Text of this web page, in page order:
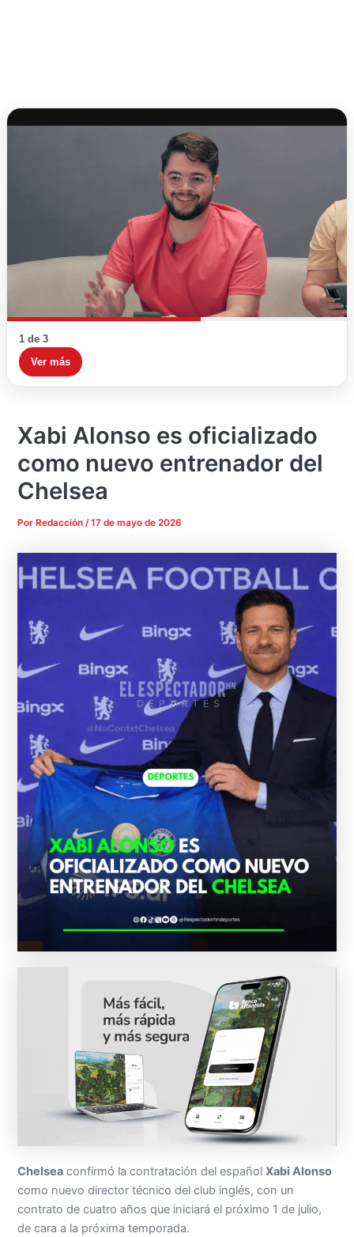
1 de 3
Ver más
Xabi Alonso es oficializado
como nuevo entrenador del
Chelsea
Por Redacción/17 de mayo de 2026
Chelsea confirmó la contratación del españolXabi Alonso
como nuevo director técnico del club inglés, con un
contrato de cuatro años que iniciará el próximo 1 de julio,
de cara a la próxima temporada.